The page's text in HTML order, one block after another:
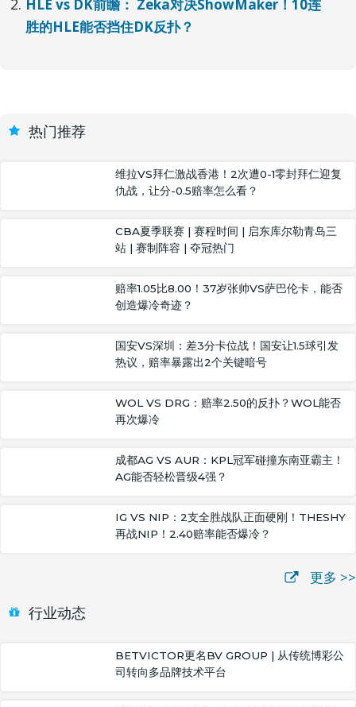
HLE vs DK前瞻： Zeka对决ShowMaker！10连
胜的HLE能否挡住DK反扑？
热门推荐
维拉VS拜仁激战香港！2次遭0-1零封拜仁迎复
仇战，让分-0.5赔率怎么看？
CBA夏季联赛 | 赛程时间 | 启东库尔勒青岛三
站 | 赛制阵容 | 夺冠热门
赔率1.05比8.00！37岁张帅VS萨巴伦卡，能否
创造爆冷奇迹？
国安VS深圳：差3分卡位战！国安让1.5球引发
热议，赔率暴露出2个关键暗号
WOL VS DRG：赔率2.50的反扑？WOL能否
再次爆冷
成都AG VS AUR：KPL冠军碰撞东南亚霸主！
AG能否轻松晋级4强？
IG VS NIP：2支全胜战队正面硬刚！THESHY
再战NIP！2.40赔率能否爆冷？
更多 >>
行业动态
BETVICTOR更名BV GROUP | 从传统博彩公
司转向多品牌技术平台